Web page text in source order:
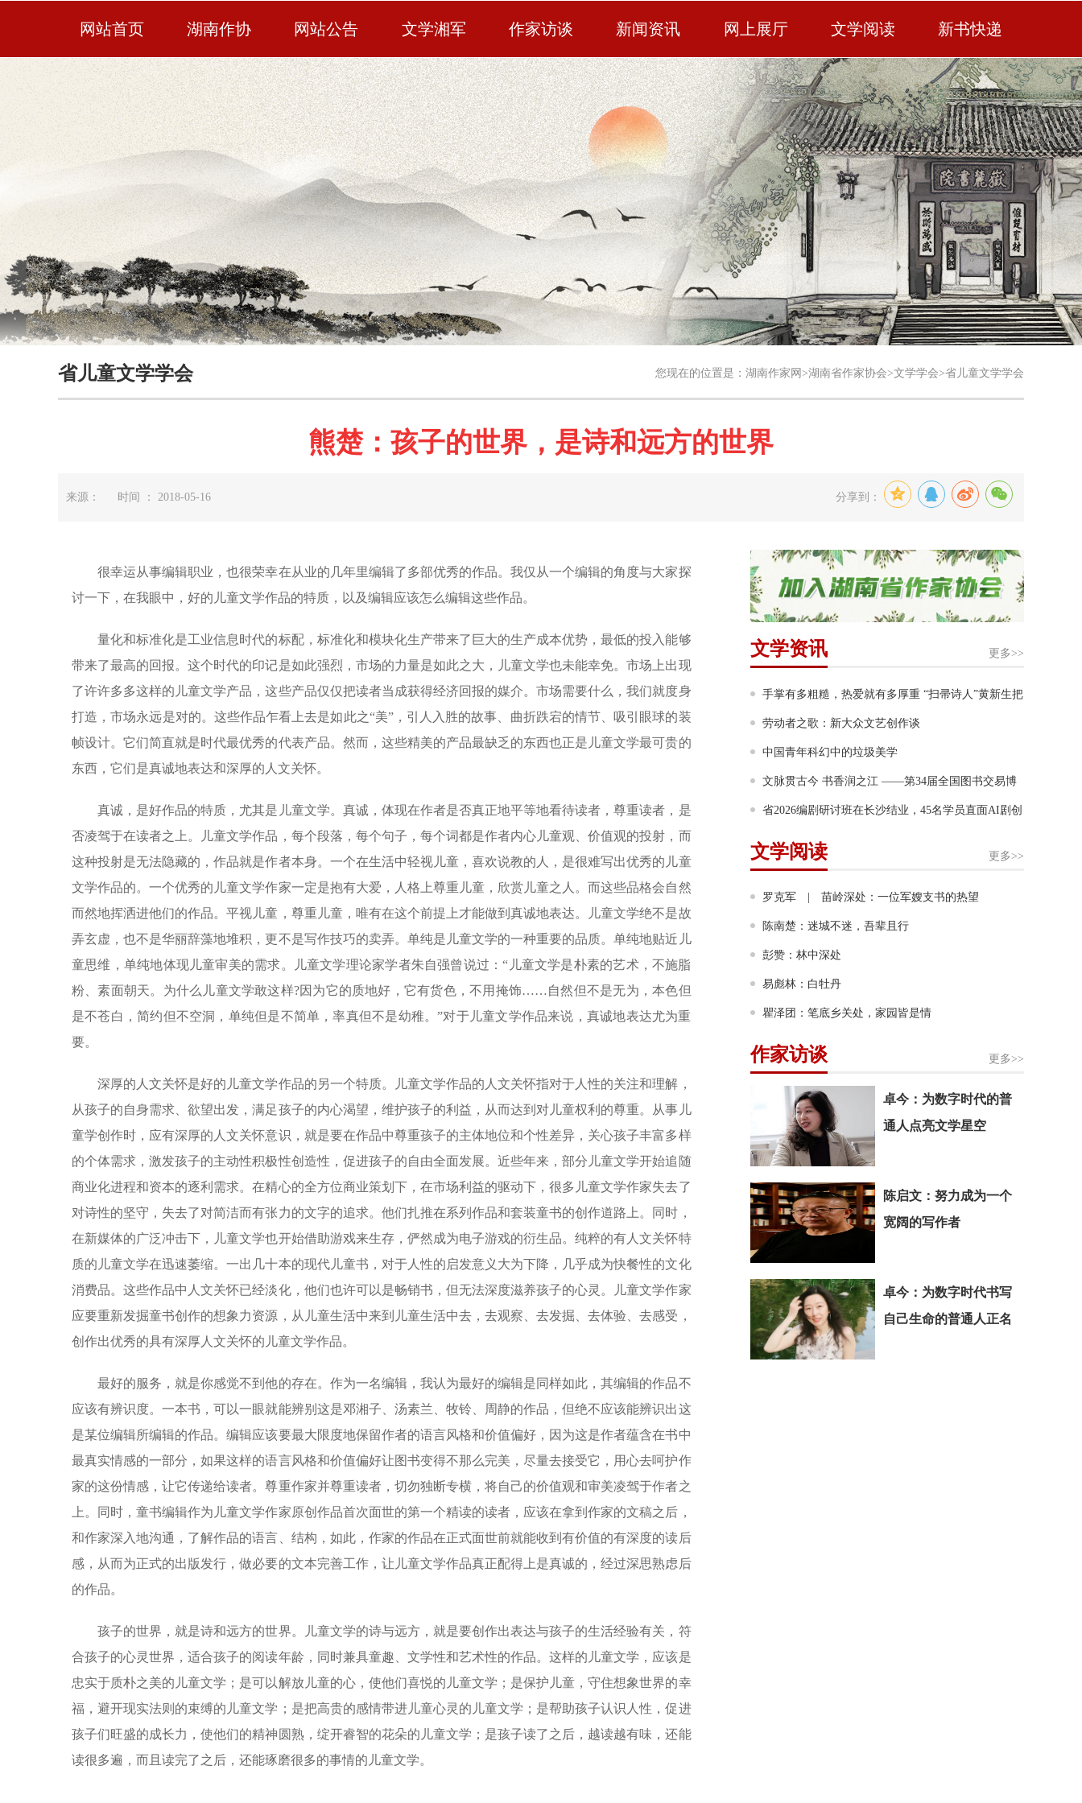
网站首页 湖南作协 网站公告 文学湘军 作家访谈 新闻资讯 网上展厅 文学阅读 新书快递
省儿童文学学会 您现在的位置是： 湖南作家网 >湖南省作家协会>文学学会>省儿童文学学会
熊楚：孩子的世界，是诗和远方的世界
来源： 时间 ： 2018-05-16 分享到：
很幸运从事编辑职业，也很荣幸在从业的几年里编辑了多部优秀的作品。我仅从一个编辑的角度与大家探
讨一下，在我眼中，好的儿童文学作品的特质，以及编辑应该怎么编辑这些作品。
量化和标准化是工业信息时代的标配，标准化和模块化生产带来了巨大的生产成本优势，最低的投入能够
带来了最高的回报。这个时代的印记是如此强烈，市场的力量是如此之大，儿童文学也未能幸免。市场上出现
了许许多多这样的儿童文学产品，这些产品仅仅把读者当成获得经济回报的媒介。市场需要什么，我们就度身
打造，市场永远是对的。这些作品乍看上去是如此之“美”，引人入胜的故事、曲折跌宕的情节、吸引眼球的装
帧设计。它们简直就是时代最优秀的代表产品。然而，这些精美的产品最缺乏的东西也正是儿童文学最可贵的
东西，它们是真诚地表达和深厚的人文关怀。
真诚，是好作品的特质，尤其是儿童文学。真诚，体现在作者是否真正地平等地看待读者，尊重读者，是
否凌驾于在读者之上。儿童文学作品，每个段落，每个句子，每个词都是作者内心儿童观、价值观的投射，而
这种投射是无法隐藏的，作品就是作者本身。一个在生活中轻视儿童，喜欢说教的人，是很难写出优秀的儿童
文学作品的。一个优秀的儿童文学作家一定是抱有大爱，人格上尊重儿童，欣赏儿童之人。而这些品格会自然
而然地挥洒进他们的作品。平视儿童，尊重儿童，唯有在这个前提上才能做到真诚地表达。儿童文学绝不是故
弄玄虚，也不是华丽辞藻地堆积，更不是写作技巧的卖弄。单纯是儿童文学的一种重要的品质。单纯地贴近儿
童思维，单纯地体现儿童审美的需求。儿童文学理论家学者朱自强曾说过：“儿童文学是朴素的艺术，不施脂
粉、素面朝天。为什么儿童文学敢这样?因为它的质地好，它有货色，不用掩饰……自然但不是无为，本色但
是不苍白，简约但不空洞，单纯但是不简单，率真但不是幼稚。”对于儿童文学作品来说，真诚地表达尤为重
要。
深厚的人文关怀是好的儿童文学作品的另一个特质。儿童文学作品的人文关怀指对于人性的关注和理解，
从孩子的自身需求、欲望出发，满足孩子的内心渴望，维护孩子的利益，从而达到对儿童权利的尊重。从事儿
童学创作时，应有深厚的人文关怀意识，就是要在作品中尊重孩子的主体地位和个性差异，关心孩子丰富多样
的个体需求，激发孩子的主动性积极性创造性，促进孩子的自由全面发展。近些年来，部分儿童文学开始追随
商业化进程和资本的逐利需求。在精心的全方位商业策划下，在市场利益的驱动下，很多儿童文学作家失去了
对诗性的坚守，失去了对简洁而有张力的文字的追求。他们扎推在系列作品和套装童书的创作道路上。同时，
在新媒体的广泛冲击下，儿童文学也开始借助游戏来生存，俨然成为电子游戏的衍生品。纯粹的有人文关怀特
质的儿童文学在迅速萎缩。一出几十本的现代儿童书，对于人性的启发意义大为下降，几乎成为快餐性的文化
消费品。这些作品中人文关怀已经淡化，他们也许可以是畅销书，但无法深度滋养孩子的心灵。儿童文学作家
应要重新发掘童书创作的想象力资源，从儿童生活中来到儿童生活中去，去观察、去发掘、去体验、去感受，
创作出优秀的具有深厚人文关怀的儿童文学作品。
最好的服务，就是你感觉不到他的存在。作为一名编辑，我认为最好的编辑是同样如此，其编辑的作品不
应该有辨识度。一本书，可以一眼就能辨别这是邓湘子、汤素兰、牧铃、周静的作品，但绝不应该能辨识出这
是某位编辑所编辑的作品。编辑应该要最大限度地保留作者的语言风格和价值偏好，因为这是作者蕴含在书中
最真实情感的一部分，如果这样的语言风格和价值偏好让图书变得不那么完美，尽量去接受它，用心去呵护作
家的这份情感，让它传递给读者。尊重作家并尊重读者，切勿独断专横，将自己的价值观和审美凌驾于作者之
上。同时，童书编辑作为儿童文学作家原创作品首次面世的第一个精读的读者，应该在拿到作家的文稿之后，
和作家深入地沟通，了解作品的语言、结构，如此，作家的作品在正式面世前就能收到有价值的有深度的读后
感，从而为正式的出版发行，做必要的文本完善工作，让儿童文学作品真正配得上是真诚的，经过深思熟虑后
的作品。
孩子的世界，就是诗和远方的世界。儿童文学的诗与远方，就是要创作出表达与孩子的生活经验有关，符
合孩子的心灵世界，适合孩子的阅读年龄，同时兼具童趣、文学性和艺术性的作品。这样的儿童文学，应该是
忠实于质朴之美的儿童文学；是可以解放儿童的心，使他们喜悦的儿童文学；是保护儿童，守住想象世界的幸
福，避开现实法则的束缚的儿童文学；是把高贵的感情带进儿童心灵的儿童文学；是帮助孩子认识人性，促进
孩子们旺盛的成长力，使他们的精神圆熟，绽开睿智的花朵的儿童文学；是孩子读了之后，越读越有味，还能
读很多遍，而且读完了之后，还能琢磨很多的事情的儿童文学。
更多>>
文学资讯
手掌有多粗糙，热爱就有多厚重 “扫帚诗人”黄新生把
岁月风雨写成诗
劳动者之歌：新大众文艺创作谈
中国青年科幻中的垃圾美学
文脉贯古今 书香润之江 ——第34届全国图书交易博
览会侧记
省2026编剧研讨班在长沙结业，45名学员直面AI剧创
作等行业难题
更多>>
文学阅读
罗克军 | 苗岭深处：一位军嫂支书的热望
陈南楚：迷城不迷，吾辈且行
彭赞：林中深处
易彪林：白牡丹
瞿泽团：笔底乡关处，家园皆是情
更多>>
作家访谈
卓今：为数字时代的普
通人点亮文学星空
陈启文：努力成为一个
宽阔的写作者
卓今：为数字时代书写
自己生命的普通人正名